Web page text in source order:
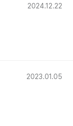
2024.12.22
2023.01.05